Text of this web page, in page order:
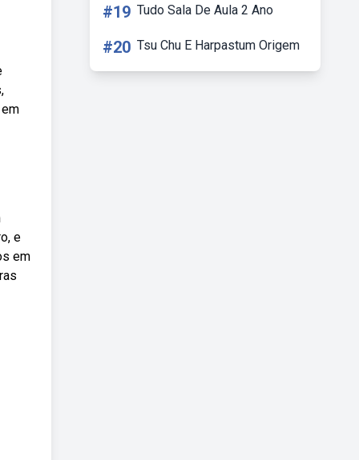
e
em
#19 Tudo Sala De Aula 2 Ano
#20 Tsu Chu E Harpastum Origem